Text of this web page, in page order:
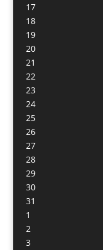
17
18
19
20
21
22
23
24
25
26
27
28
29
30
31
1
2
3